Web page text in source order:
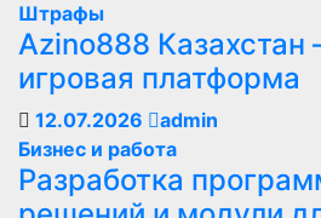
Штрафы
Azino888 Казахстан
игровая платформа
12.07.2026
admin
Бизнес и работа
Разработка